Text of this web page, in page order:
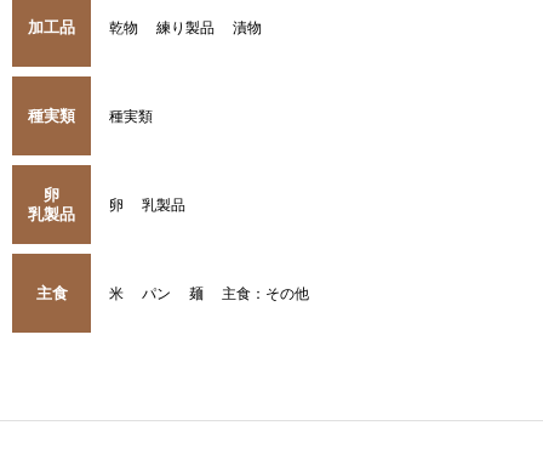
加工品 乾物 練り製品 漬物
種実類 種実類
卵
乳製品
卵 乳製品
主食 米 パン 麺 主食：その他